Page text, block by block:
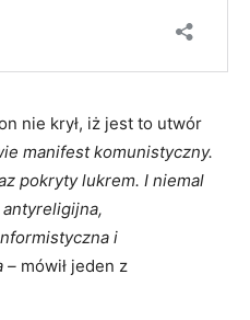
nie krył, iż jest to utwór
manifest komunistyczny.
pokryty lukrem. I niemal
i
– mówił jeden z